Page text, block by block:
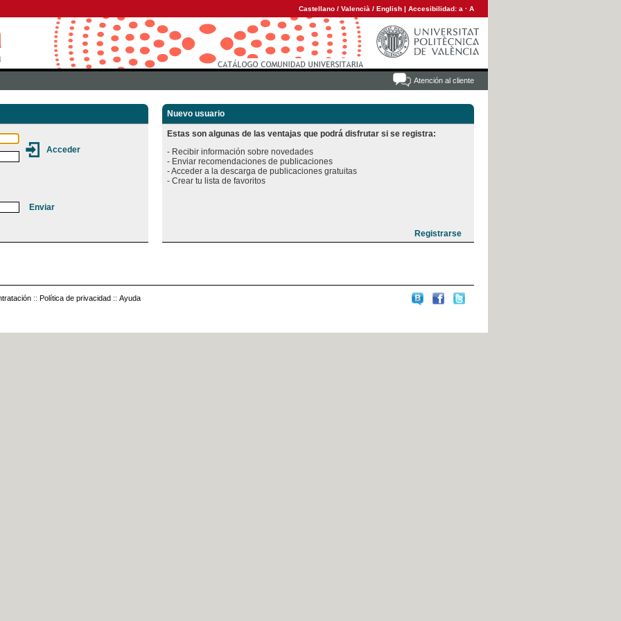
Castellano / Valencià / English | Accesibilidad: a · A
Atención al cliente
Nuevo usuario
Estas son algunas de las ventajas que podrá disfrutar si se registra:
- Recibir información sobre novedades
- Enviar recomendaciones de publicaciones
- Acceder a la descarga de publicaciones gratuitas
:: Política de privacidad :: Ayuda